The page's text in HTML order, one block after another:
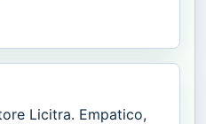
Licitra. Empatico,